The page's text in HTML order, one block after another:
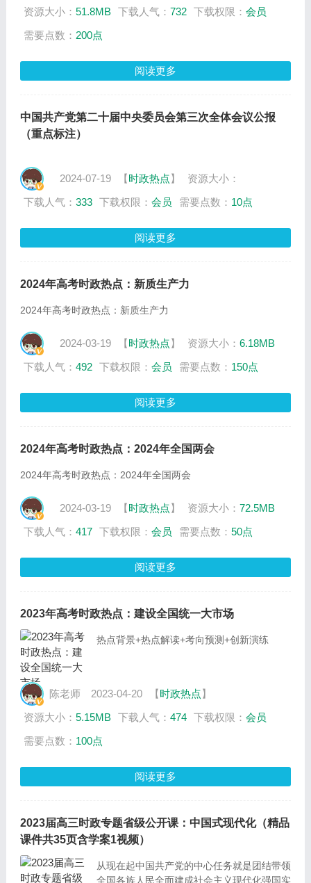
资源大小： 51.8MB 下载人气： 732 下载权限： 会员
需要点数： 200点
阅读更多
中国共产党第二十届中央委员会第三次全体会议公报
（重点标注）
2024-07-19 【时政热点】
资源大小：
下载人气： 333 下载权限： 会员 需要点数： 10点
阅读更多
2024年高考时政热点：新质生产力
2024年高考时政热点：新质生产力
2024-03-19 【时政热点】 资源大小： 6.18MB
下载人气： 492 下载权限： 会员 需要点数： 150点
阅读更多
2024年高考时政热点：2024年全国两会
2024年高考时政热点：2024年全国两会
2024-03-19 【时政热点】 资源大小： 72.5MB
下载人气： 417 下载权限： 会员 需要点数： 50点
阅读更多
2023年高考时政热点：建设全国统一大市场
热点背景+热点解读+考向预测+创新演练
陈老师 2023-04-20 【时政热点】
资源大小： 5.15MB 下载人气： 474 下载权限： 会员
需要点数： 100点
阅读更多
2023届高三时政专题省级公开课：中国式现代化（精品
课件共35页含学案1视频）
从现在起中国共产党的中心任务就是团结带领
全国各族人民全面建成社会主义现代化强国实